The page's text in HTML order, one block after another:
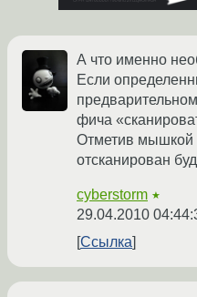
А что именно
Если
фича
Отметив мышкой
отсканирован
cyberstorm ★
29.04.2010
Ссылка